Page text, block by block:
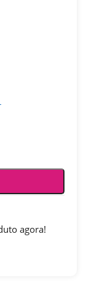
agora!